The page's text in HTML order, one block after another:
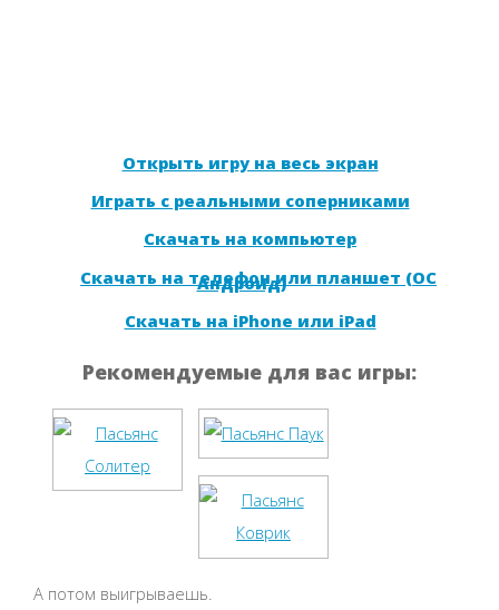
Открыть игру на весь экран
Играть с реальными соперниками
Скачать на компьютер
Скачать на телефон или планшет (ОС
Андроид)
Скачать на iPhone или iPad
Рекомендуемые для вас игры:
А потом выигрываешь.